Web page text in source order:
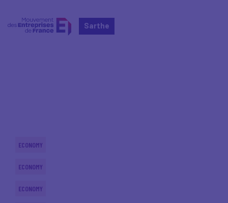
Sarthe
ECONOMY
ECONOMY
ECONOMY